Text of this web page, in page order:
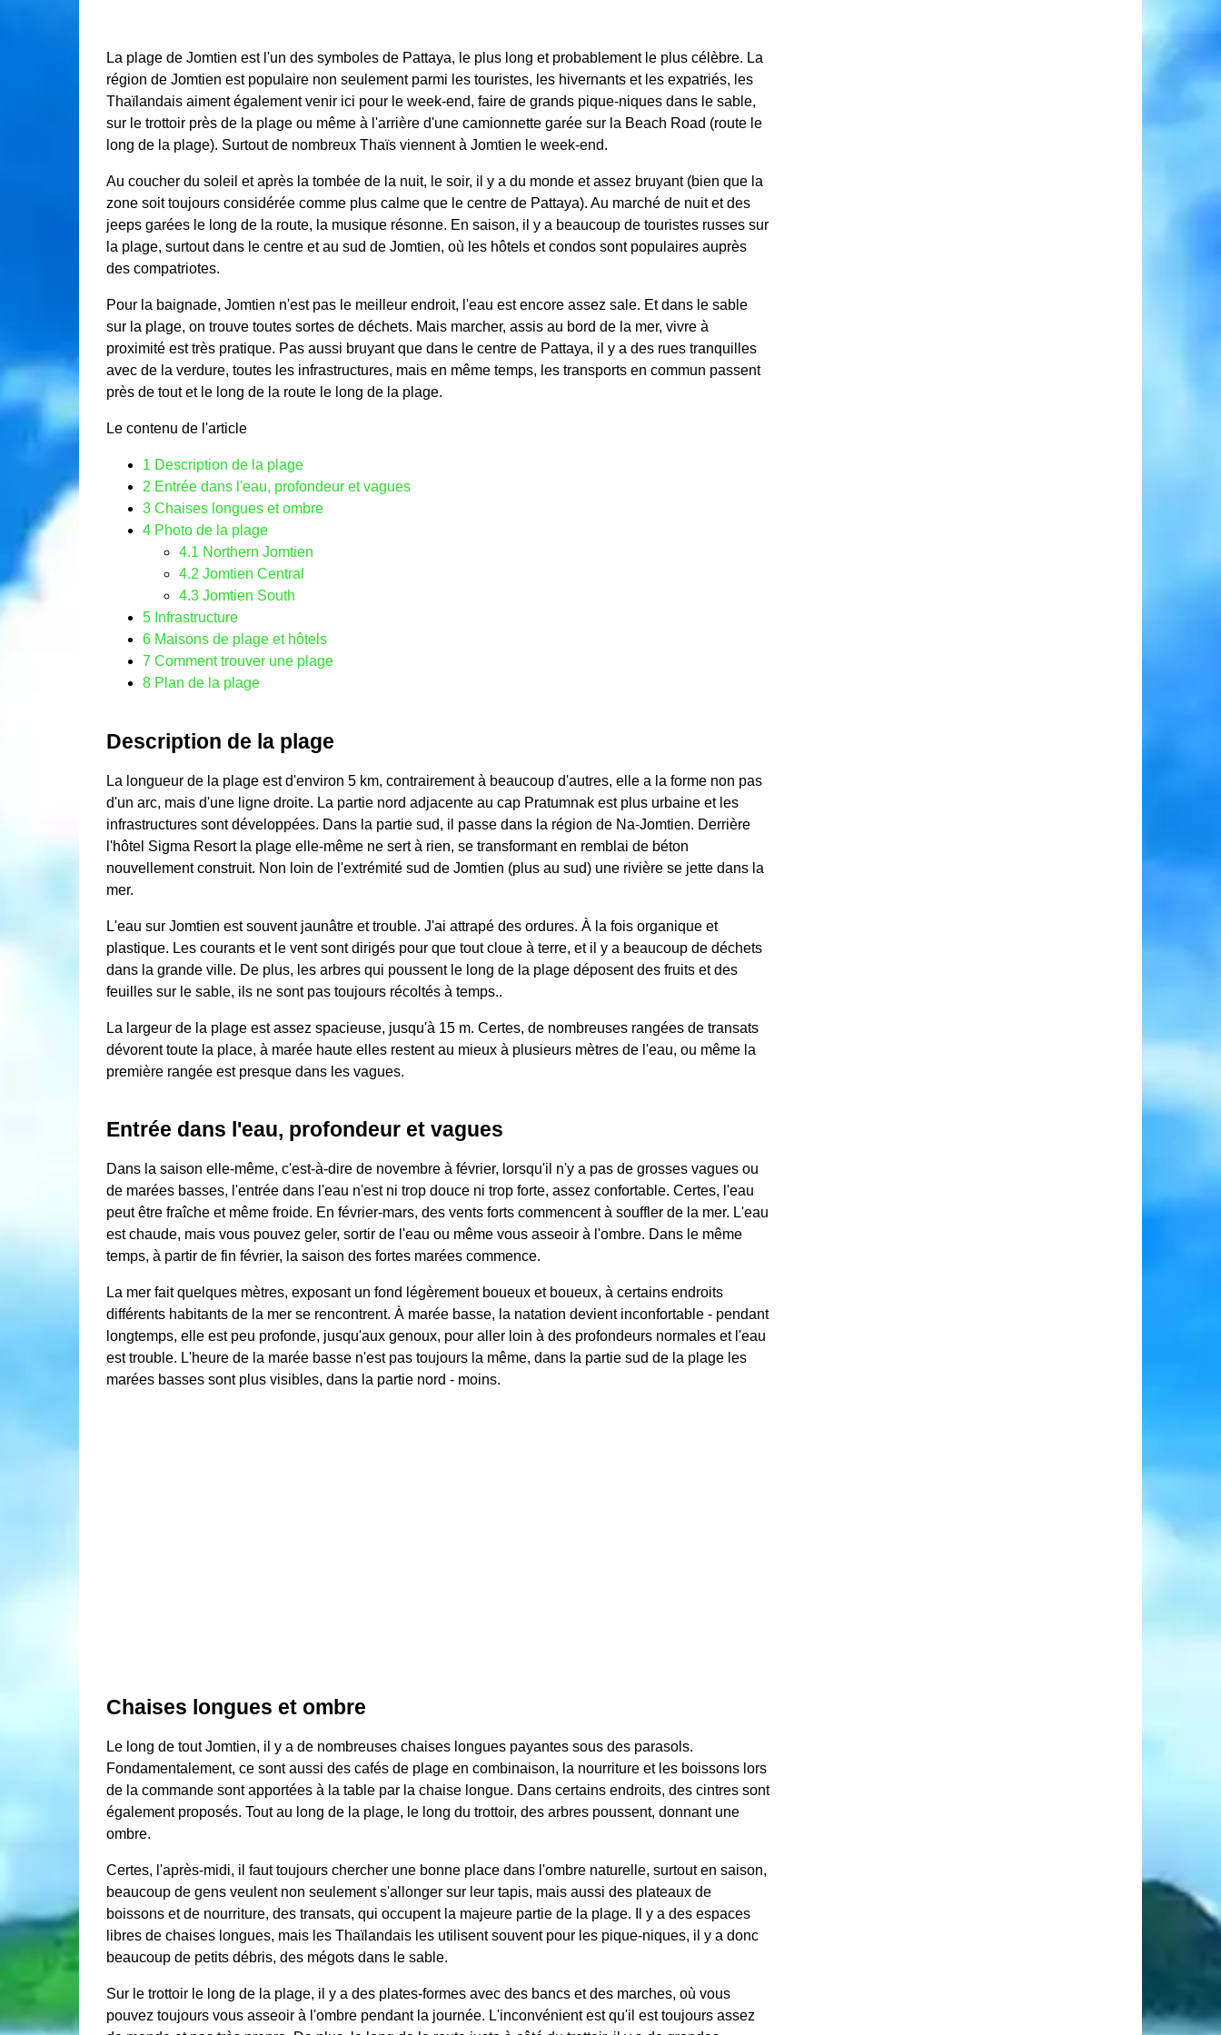
La plage de Jomtien est l'un des symboles de Pattaya, le plus long et probablement le plus célèbre. La
région de Jomtien est populaire non seulement parmi les touristes, les hivernants et les expatriés, les
Thaïlandais aiment également venir ici pour le week-end, faire de grands pique-niques dans le sable,
sur le trottoir près de la plage ou même à l'arrière d'une camionnette garée sur la Beach Road (route le
long de la plage). Surtout de nombreux Thaïs viennent à Jomtien le week-end.
Au coucher du soleil et après la tombée de la nuit, le soir, il y a du monde et assez bruyant (bien que la
zone soit toujours considérée comme plus calme que le centre de Pattaya). Au marché de nuit et des
jeeps garées le long de la route, la musique résonne. En saison, il y a beaucoup de touristes russes sur
la plage, surtout dans le centre et au sud de Jomtien, où les hôtels et condos sont populaires auprès
des compatriotes.
Pour la baignade, Jomtien n'est pas le meilleur endroit, l'eau est encore assez sale. Et dans le sable
sur la plage, on trouve toutes sortes de déchets. Mais marcher, assis au bord de la mer, vivre à
proximité est très pratique. Pas aussi bruyant que dans le centre de Pattaya, il y a des rues tranquilles
avec de la verdure, toutes les infrastructures, mais en même temps, les transports en commun passent
près de tout et le long de la route le long de la plage.
Le contenu de l'article
1 Description de la plage
2 Entrée dans l'eau, profondeur et vagues
3 Chaises longues et ombre
4 Photo de la plage
4.1 Northern Jomtien
4.2 Jomtien Central
4.3 Jomtien South
5 Infrastructure
6 Maisons de plage et hôtels
7 Comment trouver une plage
8 Plan de la plage
Description de la plage
La longueur de la plage est d'environ 5 km, contrairement à beaucoup d'autres, elle a la forme non pas
d'un arc, mais d'une ligne droite. La partie nord adjacente au cap Pratumnak est plus urbaine et les
infrastructures sont développées. Dans la partie sud, il passe dans la région de Na-Jomtien. Derrière
l'hôtel Sigma Resort la plage elle-même ne sert à rien, se transformant en remblai de béton
nouvellement construit. Non loin de l'extrémité sud de Jomtien (plus au sud) une rivière se jette dans la
mer.
L'eau sur Jomtien est souvent jaunâtre et trouble. J'ai attrapé des ordures. À la fois organique et
plastique. Les courants et le vent sont dirigés pour que tout cloue à terre, et il y a beaucoup de déchets
dans la grande ville. De plus, les arbres qui poussent le long de la plage déposent des fruits et des
feuilles sur le sable, ils ne sont pas toujours récoltés à temps..
La largeur de la plage est assez spacieuse, jusqu'à 15 m. Certes, de nombreuses rangées de transats
dévorent toute la place, à marée haute elles restent au mieux à plusieurs mètres de l'eau, ou même la
première rangée est presque dans les vagues.
Entrée dans l'eau, profondeur et vagues
Dans la saison elle-même, c'est-à-dire de novembre à février, lorsqu'il n'y a pas de grosses vagues ou
de marées basses, l'entrée dans l'eau n'est ni trop douce ni trop forte, assez confortable. Certes, l'eau
peut être fraîche et même froide. En février-mars, des vents forts commencent à souffler de la mer. L'eau
est chaude, mais vous pouvez geler, sortir de l'eau ou même vous asseoir à l'ombre. Dans le même
temps, à partir de fin février, la saison des fortes marées commence.
La mer fait quelques mètres, exposant un fond légèrement boueux et boueux, à certains endroits
différents habitants de la mer se rencontrent. À marée basse, la natation devient inconfortable - pendant
longtemps, elle est peu profonde, jusqu'aux genoux, pour aller loin à des profondeurs normales et l'eau
est trouble. L'heure de la marée basse n'est pas toujours la même, dans la partie sud de la plage les
marées basses sont plus visibles, dans la partie nord - moins.
Chaises longues et ombre
Le long de tout Jomtien, il y a de nombreuses chaises longues payantes sous des parasols.
Fondamentalement, ce sont aussi des cafés de plage en combinaison, la nourriture et les boissons lors
de la commande sont apportées à la table par la chaise longue. Dans certains endroits, des cintres sont
également proposés. Tout au long de la plage, le long du trottoir, des arbres poussent, donnant une
ombre.
Certes, l'après-midi, il faut toujours chercher une bonne place dans l'ombre naturelle, surtout en saison,
beaucoup de gens veulent non seulement s'allonger sur leur tapis, mais aussi des plateaux de
boissons et de nourriture, des transats, qui occupent la majeure partie de la plage. Il y a des espaces
libres de chaises longues, mais les Thaïlandais les utilisent souvent pour les pique-niques, il y a donc
beaucoup de petits débris, des mégots dans le sable.
Sur le trottoir le long de la plage, il y a des plates-formes avec des bancs et des marches, où vous
pouvez toujours vous asseoir à l'ombre pendant la journée. L'inconvénient est qu'il est toujours assez